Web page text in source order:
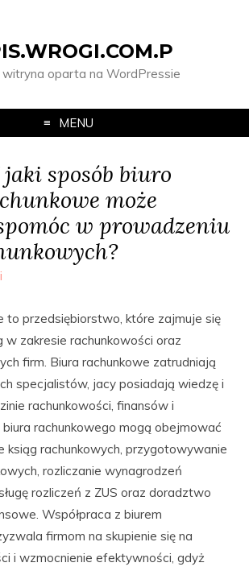
witryna oparta na WordPressie
MENU
sposób biuro
może
w prowadzeniu
to przedsiębiorstwo, które zajmuje się
w zakresie rachunkowości oraz
firm. Biura rachunkowe zatrudniają
specjalistów, jacy posiadają wiedzę i
rachunkowości, finansów i
biura rachunkowego mogą obejmować
ksiąg rachunkowych, przygotowywanie
rozliczanie wynagrodzeń
rozliczeń z ZUS oraz doradztwo
Współpraca z biurem
firmom na skupienie się na
i wzmocnienie efektywności, gdyż